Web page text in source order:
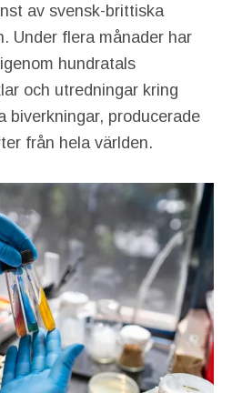
av svensk-brittiska
Under flera månader har
hundratals
och utredningar kring
biverkningar, producerade
från hela världen.